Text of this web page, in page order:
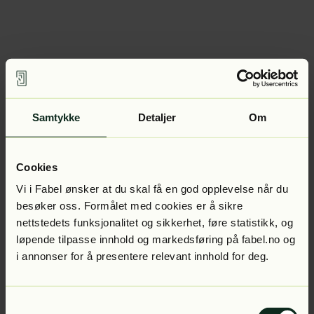
Samtykke Detaljer Om
Cookies
Vi i Fabel ønsker at du skal få en god opplevelse når du
besøker oss. Formålet med cookies er å sikre
nettstedets funksjonalitet og sikkerhet, føre statistikk, og
løpende tilpasse innhold og markedsføring på fabel.no og
i annonser for å presentere relevant innhold for deg.